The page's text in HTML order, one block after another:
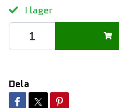
I lager
Dela